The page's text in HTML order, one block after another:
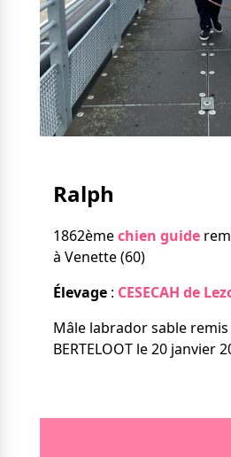
Nos solutions
Le chien guide d’aveugle
La canne blanche
électronique
Le Bemob
FormationRalph
1862èmechien guide
à Venette (60)
Élevage: CESECAH de
Mâle labrador sable
BERTELOOT le 20 janvier